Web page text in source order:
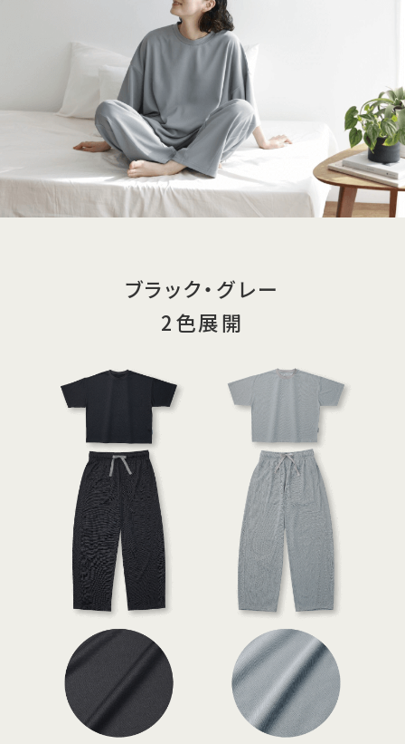
ブラック・グレー
2色展開